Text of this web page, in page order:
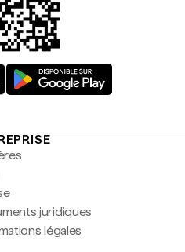
juridiques
légales